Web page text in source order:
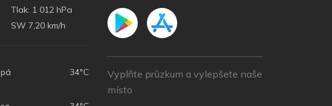
Tlak: 1 012 hPa
SW 7,20 km/h
pá 34°C
Vyplňte průzkum a vylepšete naše
místo